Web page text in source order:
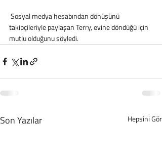
takipçileriyle paylaşan Terry, evine döndüğü için
mutlu olduğunu söyledi.
Son Yazılar Hepsini Gör